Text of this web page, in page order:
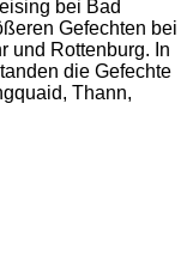
bei Bad
Gefechten bei
und Rottenburg. In
die Gefechte
Thann,